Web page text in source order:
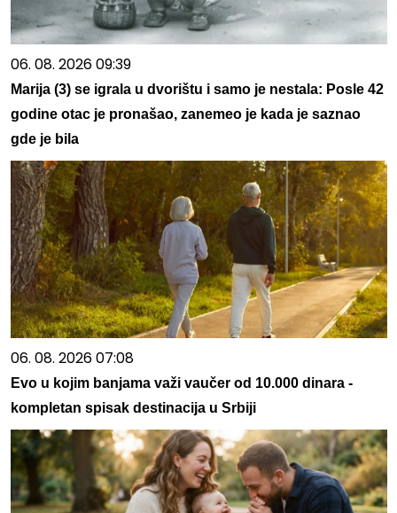
06. 08. 2026 09:39
Marija (3) se igrala u dvorištu i samo je nestala: Posle 42
godine otac je pronašao, zanemeo je kada je saznao
gde je bila
06. 08. 2026 07:08
Evo u kojim banjama važi vaučer od 10.000 dinara -
kompletan spisak destinacija u Srbiji